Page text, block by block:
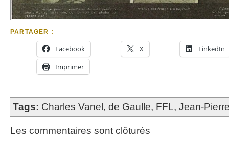
PARTAGER :
Facebook X
LinkedIn
Imprimer
Tags: Charles Vanel , de Gaulle, FFL, Jean-
Les commentaires sont clôturés